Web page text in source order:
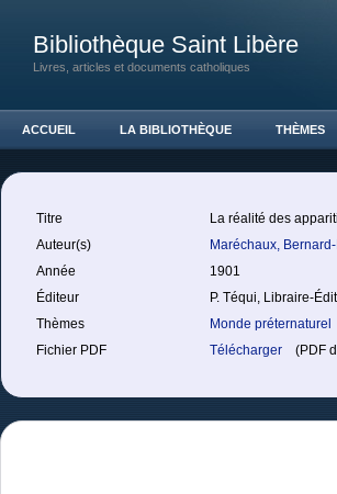
Bibliothèque Saint Libère
Livres, articles et documents catholiques
ACCUEIL LA BIBLIOTHÈQUE THÈMES
Titre
La réalité des
Auteur(s)
Maréchaux,
Année
1901
Éditeur
P. Téqui, Libraire-
Thèmes
Monde préternaturel
Fichier PDF
Télécharger (PDF